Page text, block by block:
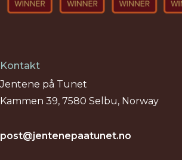
Kontakt
Jentene på Tunet
Kammen 39, 7580 Selbu, Norway
post@jentenepaatunet.no